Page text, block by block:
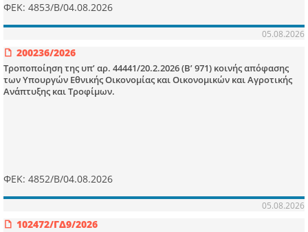
ΦΕΚ: 4853/Β/04.08.2026
05.08.2026
200236/2026
Τροποποίηση της υπ’ αρ. 44441/20.2.2026 (Β’ 971) κοινής απόφασης
των Υπουργών Εθνικής Οικονομίας και Οικονομικών και Αγροτικής
Ανάπτυξης και Τροφίμων.
ΦΕΚ: 4852/Β/04.08.2026
05.08.2026
102472/ΓΔ9/2026